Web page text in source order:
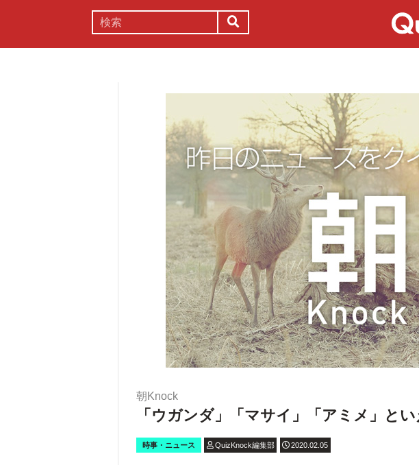
朝Knock
「ウガンダ」「マサイ」「アミメ」と
時事・ニュース QuizKnock編集部 2020.02.05